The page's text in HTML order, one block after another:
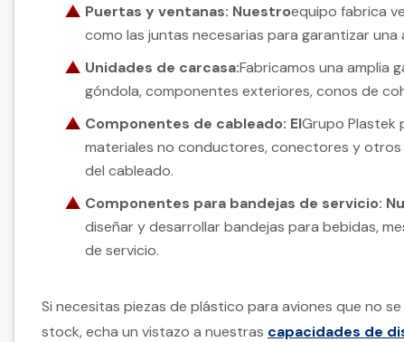
Puertas y ventanas: Nuestroequipo fabrica
como las juntas necesarias para garantizar
Unidades de carcasa:Fabricamos una amplia
góndola, componentes exteriores, conos de
Componentes de cableado: ElGrupo Plastek
materiales no conductores, conectores y
del cableado.
Componentes para bandejas de servicio:
diseñar y desarrollar bandejas para bebidas,
de servicio.
Si necesitas piezas de plástico para aviones que no
stock, echa un vistazo a nuestras capacidades de